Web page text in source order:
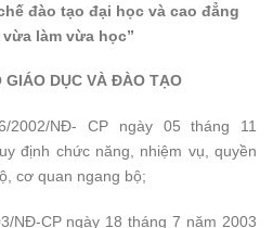
đào tạo đại học và cao đẳng
làm vừa học”
GIÁO DỤC VÀ ĐÀO TẠO
NĐ- CP ngày 05 tháng 11
định chức năng, nhiệm vụ, quyền
cơ quan ngang bộ;
NĐ-CP ngày 18 tháng 7 năm 2003